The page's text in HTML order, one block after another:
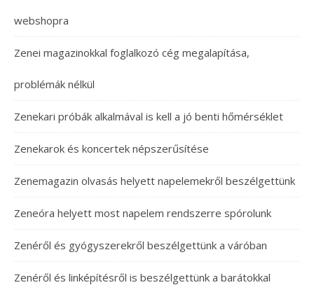
webshopra
Zenei magazinokkal foglalkozó cég megalapítása,
problémák nélkül
Zenekari próbák alkalmával is kell a jó benti hőmérséklet
Zenekarok és koncertek népszerűsítése
Zenemagazin olvasás helyett napelemekről beszélgettünk
Zeneóra helyett most napelem rendszerre spórolunk
Zenéről és gyógyszerekről beszélgettünk a váróban
Zenéről és linképítésről is beszélgettünk a barátokkal